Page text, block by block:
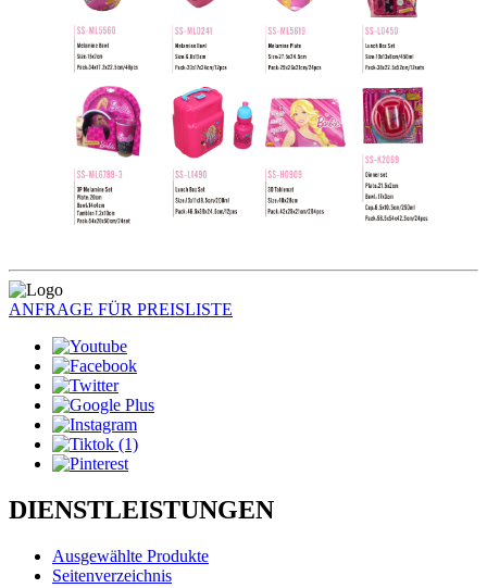
ANFRAGE FÜR PREISLISTE
DIENSTLEISTUNGEN
Ausgewählte Produkte
Seitenverzeichnis